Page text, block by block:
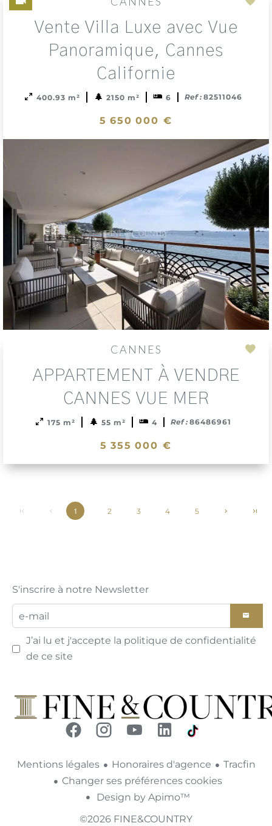
Vente Villa Luxe avec Vue
Panoramique, Cannes
Californie
400.93 m² 2150 m² 6 Ref : 82511046
5 650 000 €
CANNES
APPARTEMENT À VENDRE
CANNES VUE MER
175 m² 55 m² 4 Ref : 86486961
5 355 000 €
1 2 3 4 5
S'inscrire à notre Newsletter
J’ai lu et j'accepte la politique de confidentialité
de ce site
Mentions légales Honoraires d'agence
Tracfin
Changer ses préférences cookies
Design by Apimo™
©2026 FINE&COUNTRY